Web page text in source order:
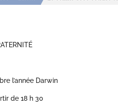
l’année Darwin
de 18 h 30